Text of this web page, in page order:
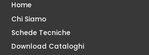
Home
Chi Siamo
Schede Tecniche
Download Cataloghi